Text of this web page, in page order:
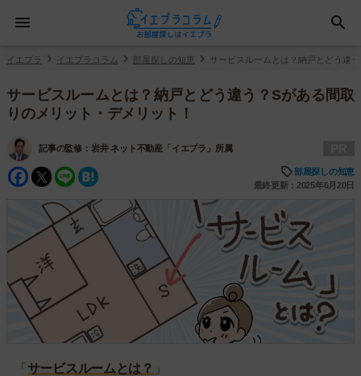
イエプラ イエプラコラム 部屋探しの知恵 サービスルームとは？納戸とどう違
サービスルームとは？納戸とどう違う？Sがある間取
りのメリット・デメリット！
記事の監修： 岩井 ネット不動産「イエプラ」所属
Facebook
Twitter
Line
部屋探しの知恵
最終更新：2025年6月20日
「 サービスルームとは？ 」